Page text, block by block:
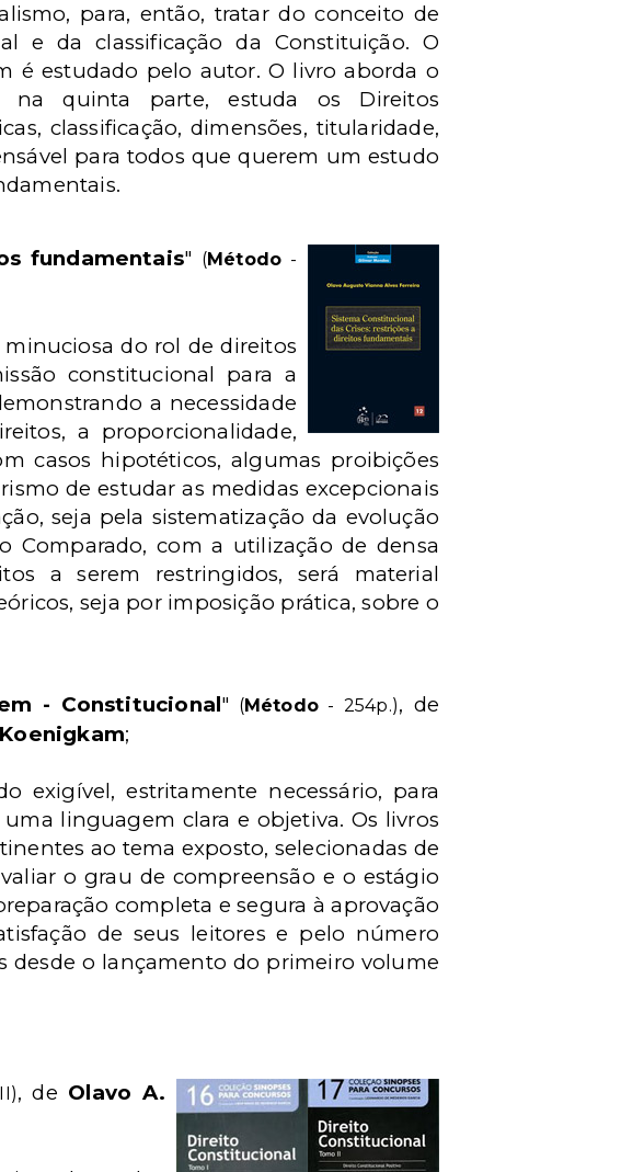
para, então, tratar do conceito de
e da classificação da Constituição. O
é estudado pelo autor. O livro aborda o
na quinta parte, estuda os Direitos
classificação, dimensões, titularidade,
para todos que querem um estudo
fundamentais" (Método -
do rol de direitos
constitucional para a
a necessidade
a proporcionalidade,
casos hipotéticos, algumas proibições
de estudar as medidas excepcionais
seja pela sistematização da evolução
Comparado, com a utilização de densa
a serem restringidos, será material
seja por imposição prática, sobre o
- Constitucional" (Método- 254p.), de
;
exigível, estritamente necessário, para
linguagem clara e objetiva. Os livros
ao tema exposto, selecionadas de
o grau de compreensão e o estágio
completa e segura à aprovação
de seus leitores e pelo número
desde o lançamento do primeiro volume
, de Olavo A.